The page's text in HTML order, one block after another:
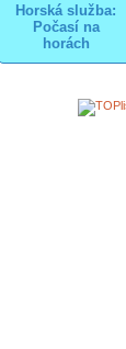
Horská služba:
Počasí na
horách